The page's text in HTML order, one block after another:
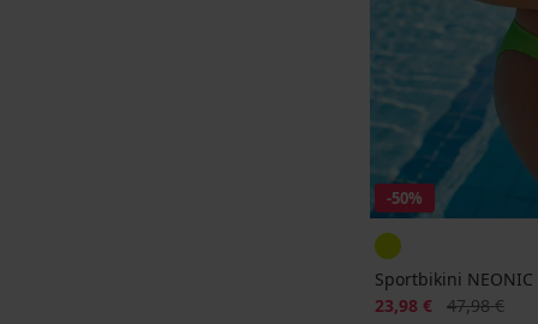
-50%
Sportbikini NEONIC
Korting
23,98 € 47,98 €